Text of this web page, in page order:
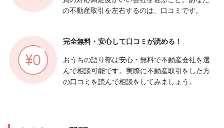
の不動産取引を左右するのは、口コミです。
完全無料・安心して口コミが読める！
おうちの語り部は安心・無料で不動産会社を選
んで相談可能です。実際に不動産取引をした方
の口コミを読んで相談をしてみましょう。